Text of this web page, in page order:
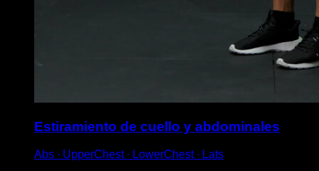
Estiramiento de cuello y abdominales
Abs ∙ UpperChest ∙ LowerChest ∙ Lats